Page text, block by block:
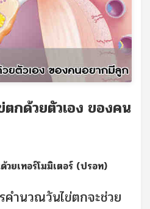
กด้วยตัวเอง ของคน
ยเทอร์โมมิเตอร์ (ปรอท)
ำนวณวันไข่ตกจะช่วย